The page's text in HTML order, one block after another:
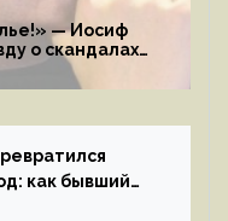
— Иосиф
о скандалах
как бывший